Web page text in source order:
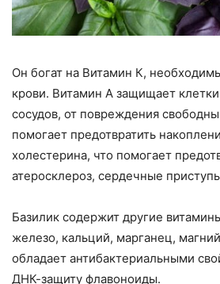
Он богат на Витамин К,
крови. Витамин А защищает
сосудов, от повреждения
помогает предотвратить
холестерина, что помогает
атеросклероз, сердечные
Базилик содержит другие
железо, кальций, марганец,
обладает антибактериальными
ДНК-защиту флавоноиды.